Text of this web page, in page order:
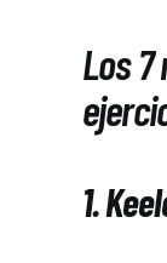
Los
1.